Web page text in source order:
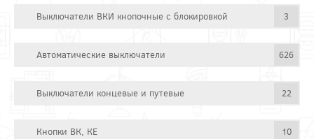
Выключатели ВКИ кнопочные с блокировкой 3
Автоматические выключатели 626
Выключатели концевые и путевые 22
Кнопки ВК, КЕ 10